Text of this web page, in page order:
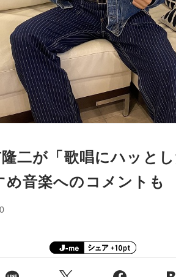
二が「歌唱にハッと
音楽へのコメントも